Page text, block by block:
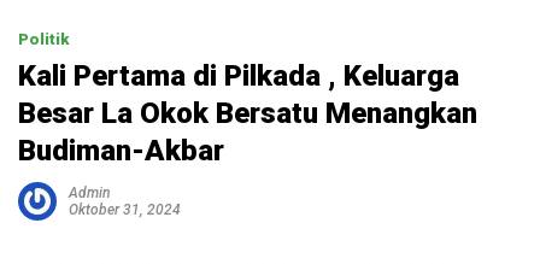
Politik
Kali Pertama di Pilkada , Keluarga
Besar La Okok Bersatu Menangkan
Budiman-Akbar
Admin
Oktober 31, 2024